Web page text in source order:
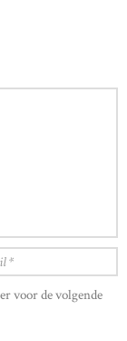
voor de volgende